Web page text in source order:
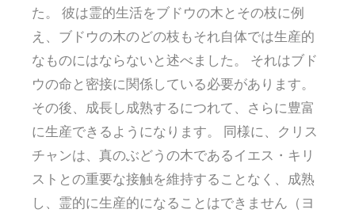
た。 彼は霊的生活をブドウの木とその枝に例
え、ブドウの木のどの枝もそれ自体では生産的
なものにはならないと述べました。 それはブド
ウの命と密接に関係している必要があります。
その後、成長し成熟するにつれて、さらに豊富
に生産できるようになります。 同様に、クリス
チャンは、真のぶどうの木であるイエス・キリ
ストとの重要な接触を維持することなく、成熟
し、霊的に生産的になることはできません（ヨ